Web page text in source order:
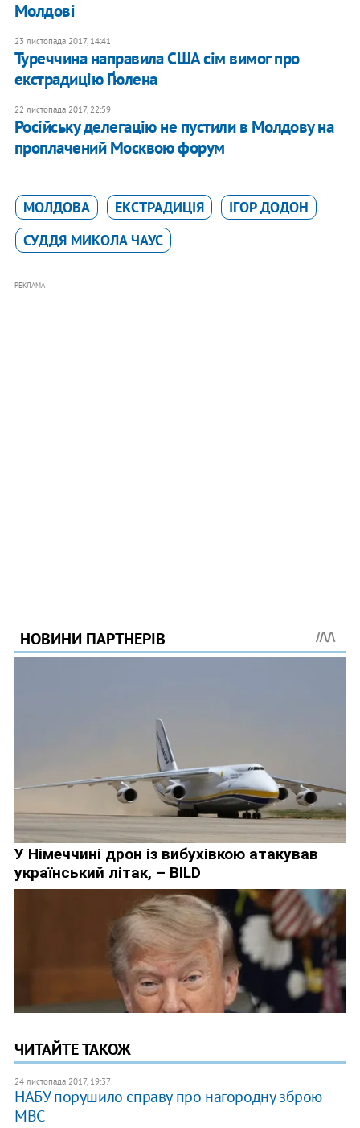
Молдові
23 листопада 2017, 14:41
Туреччина направила США сім вимог про
екстрадицію Ґюлена
22 листопада 2017, 22:59
Російську делегацію не пустили в Молдову на
проплачений Москвою форум
МОЛДОВА ЕКСТРАДИЦІЯ
ІГОР ДОДОН
СУДДЯ МИКОЛА ЧАУС
РЕКЛАМА
ЧИТАЙТЕ ТАКОЖ
24 листопада 2017, 19:37
НАБУ порушило справу про нагородну зброю
МВС